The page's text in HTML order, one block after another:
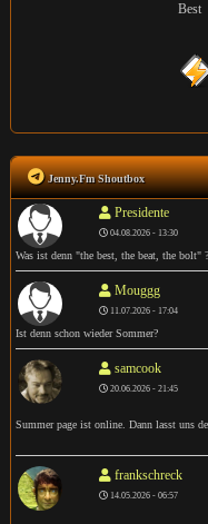
Best
Jenny.Fm Shoutbox
Presidente
04.08.2026 - 13:30
Was ist denn "the best, the beat, the bolt"
Mouggg
11.07.2026 - 17:04
Ist denn schon wieder Sommer?
samcook
20.06.2026 - 21:45
Summer page ist online. Dann lasst uns
frankschreck
14.05.2026 - 06:57